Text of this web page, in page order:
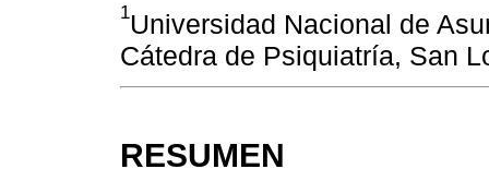
1Universidad Nacional de
Cátedra de Psiquiatría, San
RESUMEN